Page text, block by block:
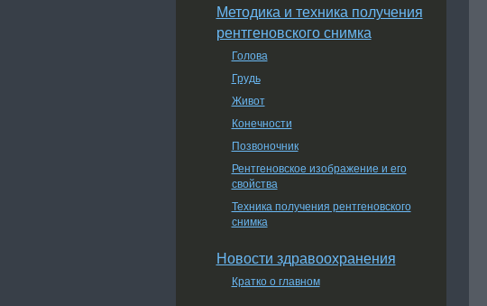
Методика и техника получения
рентгеновского снимка
Голова
Грудь
Живот
Конечности
Позвоночник
Рентгеновское изображение и его
свойства
Техника получения рентгеновского
снимка
Новости здравоохранения
Кратко о главном